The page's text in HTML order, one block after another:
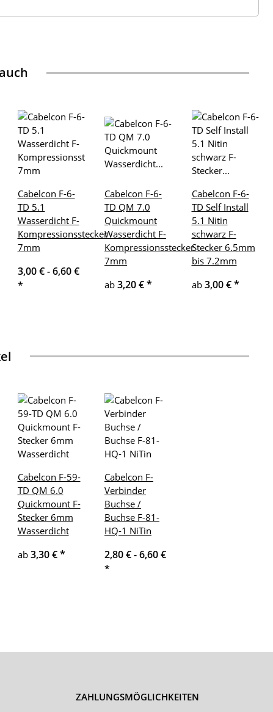
Cabelcon F-6-
TD 5.1
Wasserdicht F-
Kompressionsstecker
7mm
3,00 € -6,60 €
*
Cabelcon F-6-
TD QM 7.0
Quickmount
Wasserdicht F-
Kompressionsstecker
7mm
ab 3,20 €*
Cabelcon F-6-
TD Self Install
5.1 Nitin
schwarz F-
Stecker 6.5mm
bis 7.2mm
ab 3,00 €*
Cabelcon F-59-
TD QM 6.0
Quickmount F-
Stecker 6mm
Wasserdicht
ab 3,30 €*
Cabelcon F-
Verbinder
Buchse /
Buchse F-81-
HQ-1 NiTin
2,80 € -6,60 €
*
ZAHLUNGSMÖGLICHKEITEN